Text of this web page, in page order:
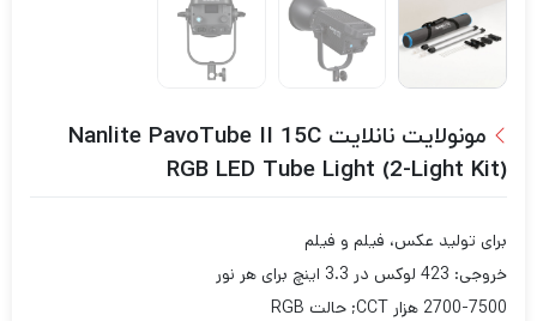
مونولایت نانلایت Nanlite PavoTube II 15C
RGB LED Tube Light (2-Light Kit)
برای تولید عکس، فیلم و فیلم
خروجی: 423 لوکس در 3.3 اینچ برای هر نور
2700-7500 هزار CCT; حالت RGB